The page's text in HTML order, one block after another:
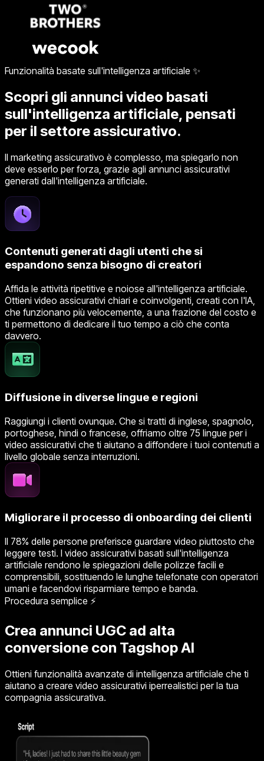
Funzionalità basate sull'intelligenza artificiale ✨
Scopri gli annunci video basati
sull'intelligenza artificiale, pensati
per il settore assicurativo.
Il marketing assicurativo è complesso, ma spiegarlo non
deve esserlo per forza, grazie agli annunci assicurativi
generati dall'intelligenza artificiale.
Contenuti generati dagli utenti che si
espandono senza bisogno di creatori
Affida le attività ripetitive e noiose all'intelligenza artificiale.
Ottieni video assicurativi chiari e coinvolgenti, creati con l'IA,
che funzionano più velocemente, a una frazione del costo e
ti permettono di dedicare il tuo tempo a ciò che conta
davvero.
Diffusione in diverse lingue e regioni
Raggiungi i clienti ovunque. Che si tratti di inglese, spagnolo,
portoghese, hindi o francese, offriamo oltre 75 lingue per i
video assicurativi che ti aiutano a diffondere i tuoi contenuti a
livello globale senza interruzioni.
Migliorare il processo di onboarding dei clienti
Il 78% delle persone preferisce guardare video piuttosto che
leggere testi. I video assicurativi basati sull'intelligenza
artificiale rendono le spiegazioni delle polizze facili e
comprensibili, sostituendo le lunghe telefonate con operatori
umani e facendovi risparmiare tempo e banda.
Procedura semplice ⚡
Crea annunci UGC ad alta
conversione con Tagshop AI
Ottieni funzionalità avanzate di intelligenza artificiale che ti
aiutano a creare video assicurativi iperrealistici per la tua
compagnia assicurativa.